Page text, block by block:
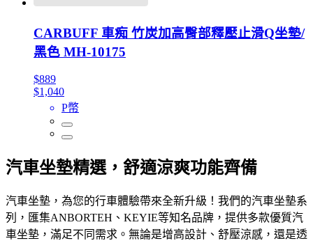
CARBUFF 車痴 竹炭加高臀部釋壓止滑Q坐墊/
黑色 MH-10175
$889
$1,040
P幣
汽車坐墊精選，舒適涼爽功能齊備
汽車坐墊，為您的行車體驗帶來全新升級！我們的汽車坐墊系
列，匯集ANBORTEH、KEYIE等知名品牌，提供多款優質汽
車坐墊，滿足不同需求。無論是增高設計、舒壓涼感，還是透